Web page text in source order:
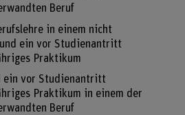
Beruf
in einem nicht
ein vor Studienantritt
Praktikum
ein vor Studienantritt
Praktikum in einem der
Beruf